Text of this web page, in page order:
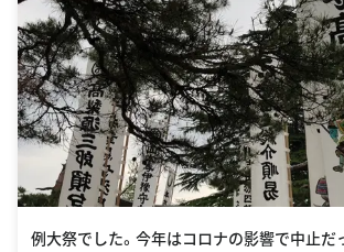
例大祭でした。今年はコロナの影響で中止だ